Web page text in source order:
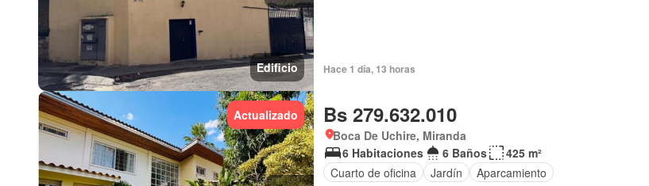
Edificio Hace 1 día, 13 horas
Actualizado Bs 279.632.010
Boca De Uchire, Miranda
6 Habitaciones
6 Baños
425 m²
Cuarto de oficina
Jardín Aparcamiento